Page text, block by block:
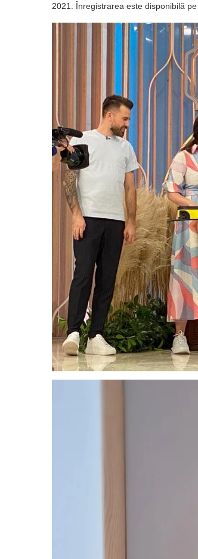
2021. Înregistrarea este disponibilă pe